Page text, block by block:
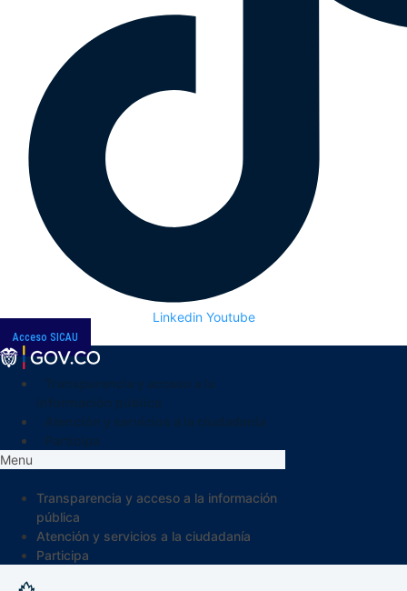
Linkedin Youtube
Acceso SICAU
Menu
Transparencia y acceso a la información
pública
Atención y servicios a la ciudadanía
Participa